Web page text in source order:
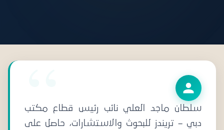
سلطان ماجد العلي نائب رئيس قطاع مكتب
دبي – تريندز للبحوث والاستشارات، حاصل على